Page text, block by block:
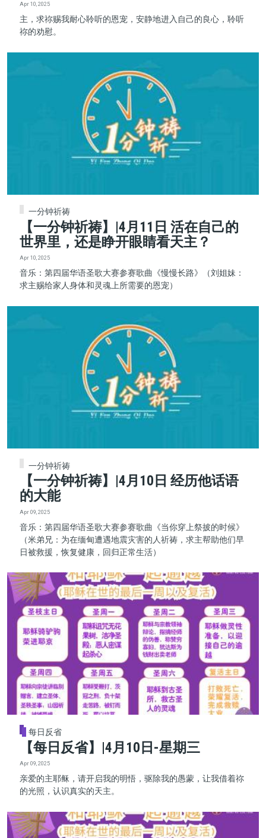
Apr 10, 2025
主，求祢赐我耐心聆听的恩宠，安静地进入自己的良心，聆听
祢的劝慰。
一分钟祈祷
【一分钟祈祷】|4月11日 活在自己的
世界里，还是睁开眼睛看天主？
Apr 10, 2025
音乐：第四届华语圣歌大赛参赛歌曲《慢慢长路》（刘姐妹：
求主赐给家人身体和灵魂上所需要的恩宠）
一分钟祈祷
【一分钟祈祷】|4月10日 经历他话语
的大能
Apr 09, 2025
音乐：第四届华语圣歌大赛参赛歌曲《当你穿上祭披的时候》
（米弟兄：为在缅甸遭遇地震灾害的人祈祷，求主帮助他们早
日被救援，恢复健康，回归正常生活）
每日反省
【每日反省】|4月10日-星期三
Apr 09, 2025
亲爱的主耶稣，请开启我的明悟，驱除我的愚蒙，让我借着祢
的光照，认识真实的天主。